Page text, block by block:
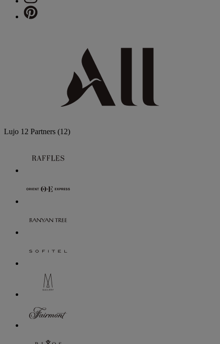
Lujo 12 Partners (12)